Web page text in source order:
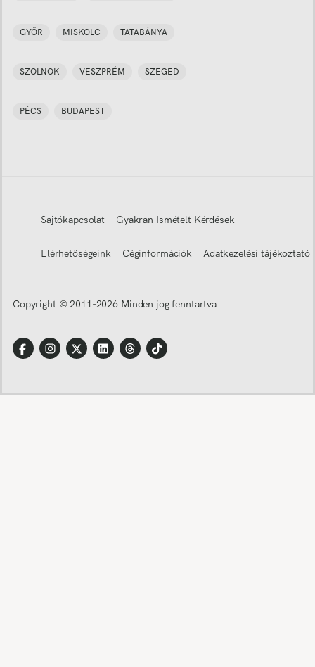
GYŐR MISKOLC TATABÁNYA
SZOLNOK VESZPRÉM SZEGED
PÉCS BUDAPEST
Sajtókapcsolat Gyakran Ismételt Kérdések
Elérhetőségeink Céginformációk Adatkezelési tájékoztató
Copyright © 2011-2026 Minden jog fenntartva